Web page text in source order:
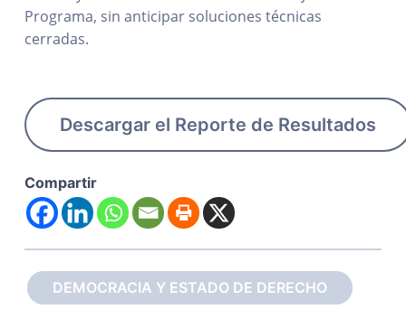
Programa, sin anticipar soluciones técnicas
cerradas.
Descargar el Reporte de Resultados
Compartir
DEMOCRACIA Y ESTADO DE DERECHO